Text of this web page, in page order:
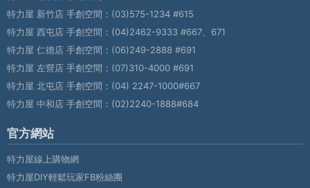
特力屋 新竹店 手創空間： (03)575-1234 #615
特力屋 西屯店 手創空間： (04)2462-9333 #667、671
特力屋 仁德店 手創空間： (06)249-2888 #691
特力屋 左營店 手創空間： (07)310-4000 #691
特力屋 北屯店 手創空間： (04) 2247-1000#667
特力屋 中和店 手創空間： (02)2240-1888#684
官方網站
特力屋線上購物網
特力屋DIY輕鬆玩家FB粉絲團